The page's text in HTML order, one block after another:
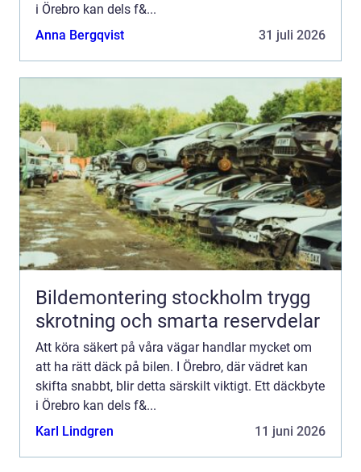
i Örebro kan dels f&...
Anna Bergqvist
31 juli 2026
Bildemontering stockholm trygg
skrotning och smarta reservdelar
Att köra säkert på våra vägar handlar mycket om
att ha rätt däck på bilen. I Örebro, där vädret kan
skifta snabbt, blir detta särskilt viktigt. Ett däckbyte
i Örebro kan dels f&...
Karl Lindgren
11 juni 2026